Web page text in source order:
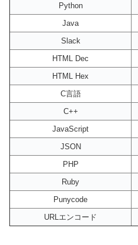
Python
Java
Slack
HTML Dec
HTML Hex
C言語
C++
JavaScript
JSON
PHP
Ruby
Punycode
URLエンコード